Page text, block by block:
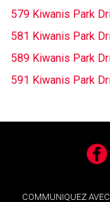
579 Kiwanis Park
581 Kiwanis Park
589 Kiwanis Park
591 Kiwanis Park
COMMUNIQUEZ